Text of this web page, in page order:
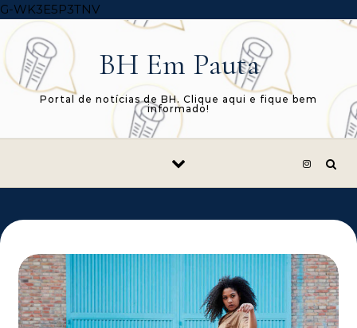
G-WK3E5P3TNVSkip to content
BH Em Pauta
Portal de notícias de BH. Clique aqui e fique bem
informado!